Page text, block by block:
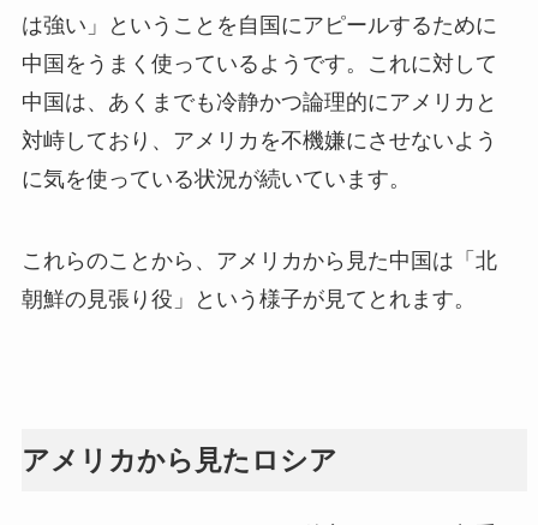
は強い」ということを自国にアピールするために
中国をうまく使っているようです。これに対して
中国は、あくまでも冷静かつ論理的にアメリカと
対峙しており、アメリカを不機嫌にさせないよう
に気を使っている状況が続いています。
これらのことから、アメリカから見た中国は「北
朝鮮の見張り役」という様子が見てとれます。
アメリカから見たロシア